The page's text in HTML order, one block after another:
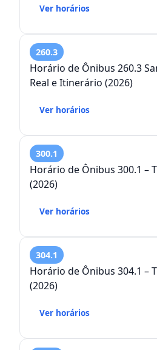
Ver horários
260.3
Horário de Ônibus 260.3
Real e Itinerário (2026)
Ver horários
300.1
Horário de Ônibus 300.1 – Tempo Real e Itinerário
(2026)
Ver horários
304.1
Horário de Ônibus 304.1 – Tempo Real e Itinerário
(2026)
Ver horários